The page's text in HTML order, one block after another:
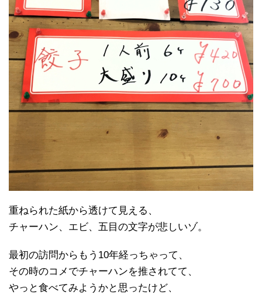
重ねられた紙から透けて見える、
チャーハン、エビ、五目の文字が悲しいゾ。
最初の訪問からもう10年経っちゃって、
その時のコメでチャーハンを推されてて、
やっと食べてみようかと思ったけど、